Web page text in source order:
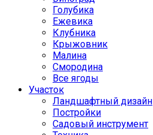
Голубика
Ежевика
Клубника
Крыжовник
Малина
Смородина
Все ягоды
Участок
Ландшафтный дизайн
Постройки
Садовый инструмент